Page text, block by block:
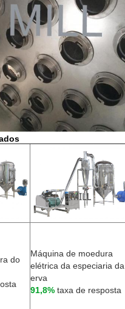
do
Máquina de moedura
elétrica da especiaria da
erva
91,8% taxa de resposta